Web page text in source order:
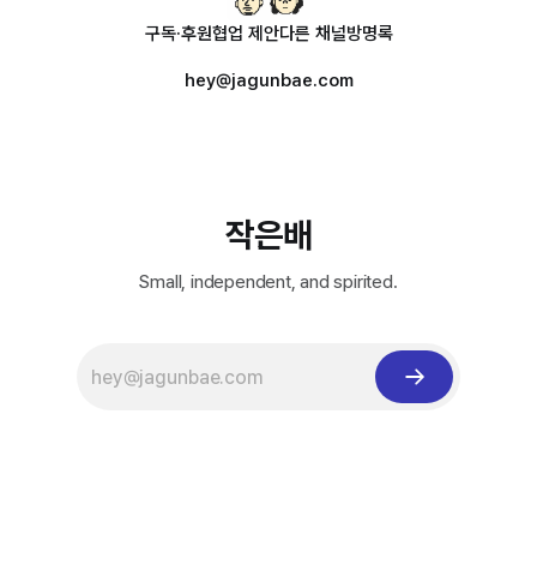
구독·후원협업 제안다른 채널방명록
hey@jagunbae.com
작은배
Small, independent, and spirited.